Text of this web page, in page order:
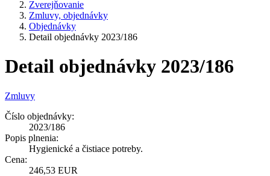
Zverejňovanie
Zmluvy, objednávky
Objednávky
Detail objednávky 2023/186
Detail objednávky 2023/186
Zmluvy
Číslo objednávky:
2023/186
Popis plnenia:
Hygienické a čistiace potreby.
Cena:
246,53 EUR